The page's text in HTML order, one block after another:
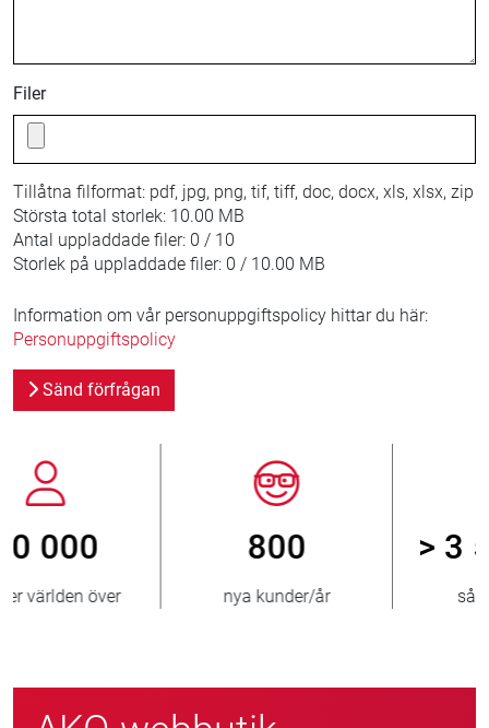
Filer
Tillåtna filformat: pdf, jpg, png, tif, tiff, doc, docx, xls, xlsx, zip
Största total storlek: 10.00 MB
Antal uppladdade filer: 0 / 10
Storlek på uppladdade filer: 0 / 10.00 MB
Information om vår personuppgiftspolicy hittar du här:
Personuppgiftspolicy
Sänd förfrågan
nya kunder/år
> 3 500 000
sålda ventiler